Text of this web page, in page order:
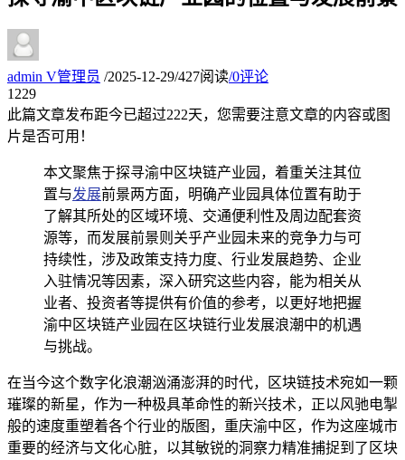
admin V管理员 /2025-12-29/427阅读/0评论
1229
此篇文章发布距今已超过222天，您需要注意文章的内容或图
片是否可用！
本文聚焦于探寻渝中区块链产业园，着重关注其位
置与发展前景两方面，明确产业园具体位置有助于
了解其所处的区域环境、交通便利性及周边配套资
源等，而发展前景则关乎产业园未来的竞争力与可
持续性，涉及政策支持力度、行业发展趋势、企业
入驻情况等因素，深入研究这些内容，能为相关从
业者、投资者等提供有价值的参考，以更好地把握
渝中区块链产业园在区块链行业发展浪潮中的机遇
与挑战。
在当今这个数字化浪潮汹涌澎湃的时代，区块链技术宛如一颗
璀璨的新星，作为一种极具革命性的新兴技术，正以风驰电掣
般的速度重塑着各个行业的版图，重庆渝中区，作为这座城市
重要的经济与文化心脏，以其敏锐的洞察力精准捕捉到了区块